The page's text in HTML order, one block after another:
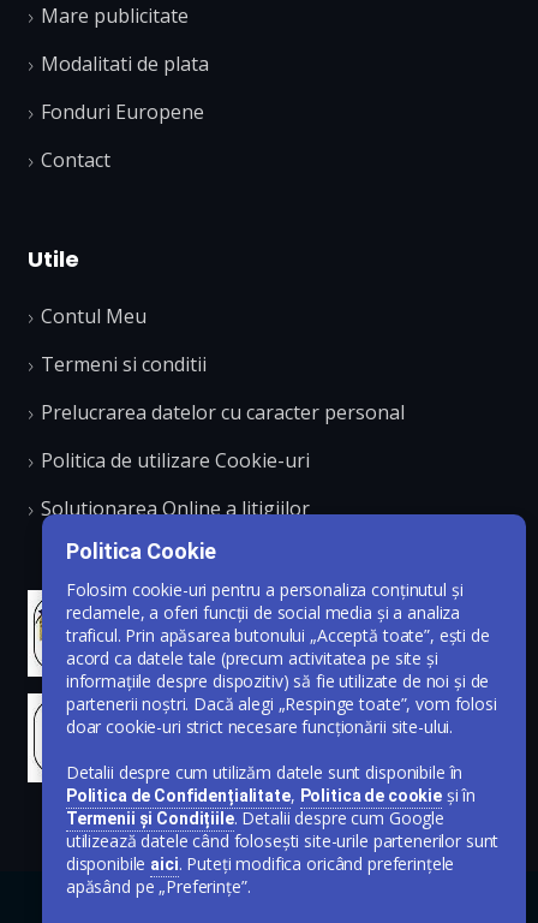
Mare publicitate
Modalitati de plata
Fonduri Europene
Contact
Utile
Contul Meu
Termeni si conditii
Prelucrarea datelor cu caracter personal
Politica de utilizare Cookie-uri
Solutionarea Online a litigiilor
Politica Cookie
Folosim cookie-uri pentru a personaliza conținutul și
reclamele, a oferi funcții de social media și a analiza
traficul. Prin apăsarea butonului „Acceptă toate”, ești de
acord ca datele tale (precum activitatea pe site și
informațiile despre dispozitiv) să fie utilizate de noi și de
partenerii noștri. Dacă alegi „Respinge toate”, vom folosi
doar cookie-uri strict necesare funcționării site-ului.
Detalii despre cum utilizăm datele sunt disponibile în
Politica de Confidențialitate, Politica de cookieși în
Termenii și Condițiile. Detalii despre cum Google
utilizează datele când folosești site-urile partenerilor sunt
disponibile aici. Puteți modifica oricând preferințele
apăsând pe „Preferințe”.